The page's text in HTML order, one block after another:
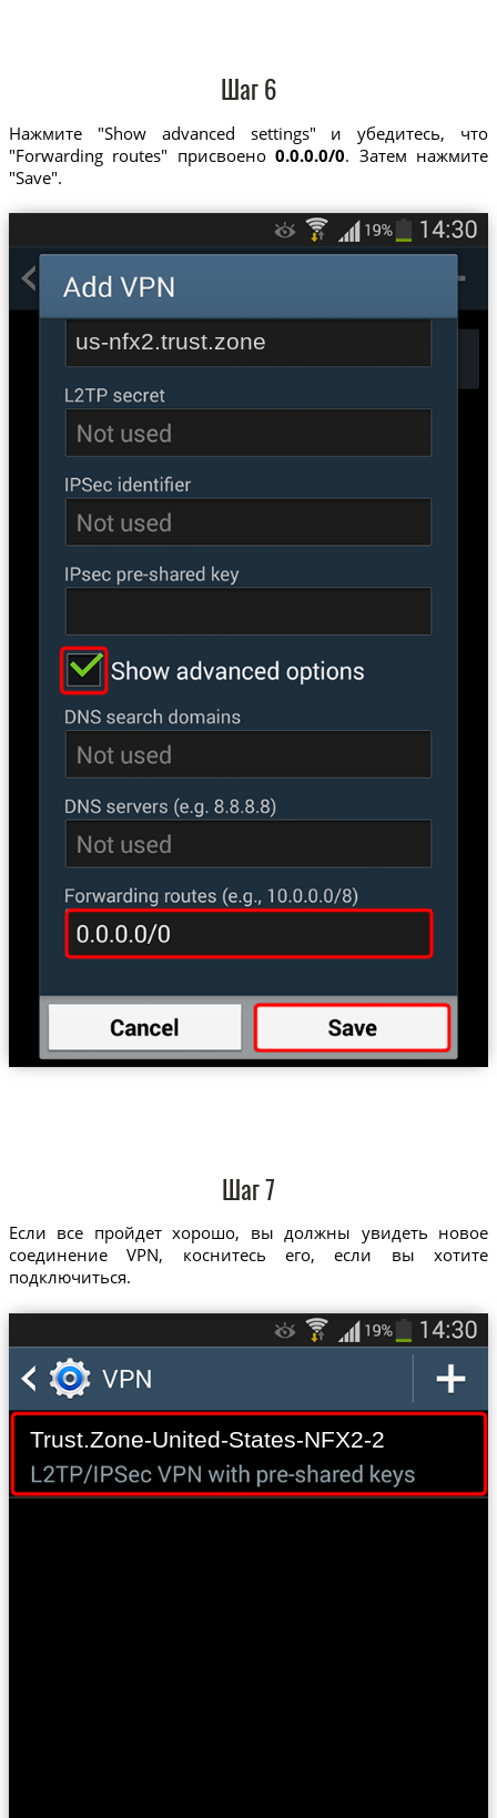
Шаг 6
Нажмите "Show advanced settings" и убедитесь, что
"Forwarding routes" присвоено0.0.0.0/0. Затем нажмите
"Save".
us-nfx2.trust.zone
Шаг 7
Если все пройдет хорошо, вы должны увидеть новое
соединение VPN, коснитесь его, если вы хотите
подключиться.
Trust.Zone-United-States-NFX2-2